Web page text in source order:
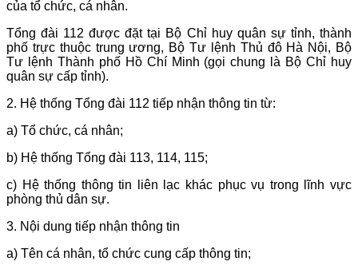
của tổ chức, cá nhân.
Tổng đài 112 được đặt tại Bộ Chỉ huy quân sự tỉnh, thành
phố trực thuộc trung ương, Bộ Tư lệnh Thủ đô Hà Nội, Bộ
Tư lệnh Thành phố Hồ Chí Minh (gọi chung là Bộ Chỉ huy
quân sự cấp tỉnh).
2. Hệ thống Tổng đài 112 tiếp nhận thông tin từ:
a) Tổ chức, cá nhân;
b) Hệ thống Tổng đài 113, 114, 115;
c) Hệ thống thông tin liên lạc khác phục vụ trong lĩnh vực
phòng thủ dân sự.
3. Nội dung tiếp nhận thông tin
a) Tên cá nhân, tổ chức cung cấp thông tin;